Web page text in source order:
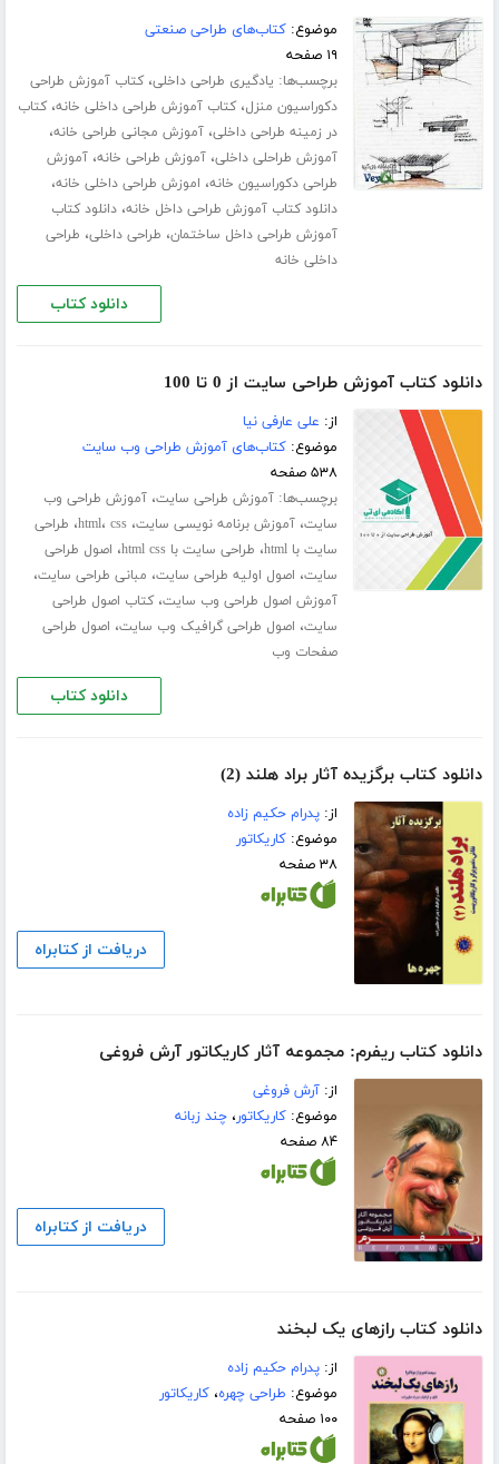
موضوع:کتاب‌های طراحی صنعتی
۱۹ صفحه
برچسب‌ها: یادگیری طراحی داخلی،کتاب آموزش طراحی
دکوراسیون منزل،کتاب آموزش طراحی داخلی خانه،کتاب
در زمینه طراحی داخلی،آموزش مجانی طراحی خانه،
آموزش طراحلی داخلی،آموزش طراحی خانه،آموزش
طراحی دکوراسیون خانه، اموزش طراحی داخلی خانه،
دانلود کتاب آموزش طراحی داخل خانه،دانلود کتاب
آموزش طراحی داخل ساختمان، طراحی داخلی، طراحی
داخلی خانه
دانلود کتاب
دانلود کتاب آموزش طراحی سایت از 0 تا 100
از: علی عارفی نیا
موضوع:کتاب‌های آموزش طراحی وب سایت
۵۳۸ صفحه
برچسب‌ها:آموزش طراحی سایت،آموزش طراحی وب
سایت،آموزش برنامه نویسی سایت، html، css ، طراحی
سایت با html
، طراحی سایت با html css ، اصول طراحی
سایت، اصول اولیه طراحی سایت، مبانی طراحی سایت،
آموزش اصول طراحی وب سایت،کتاب اصول طراحی
سایت، اصول طراحی گرافیک وب سایت، اصول طراحی
صفحات وب
دانلود کتاب
دانلود کتاب برگزیده آثار براد هلند (2)
از:پدرام حکیم زاده
موضوع:کاریکاتور
۳۸ صفحه
دریافت از کتابراه
دانلود کتاب ریفرم: مجموعه آثار کاریکاتور آرش فروغی
از:آرش فروغی
موضوع:کاریکاتور،چند زبانه
۸۴ صفحه
دریافت از کتابراه
دانلود کتاب رازهای یک لبخند
از:پدرام حکیم زاده
موضوع: طراحی چهره،کاریکاتور
۱۰۰ صفحه